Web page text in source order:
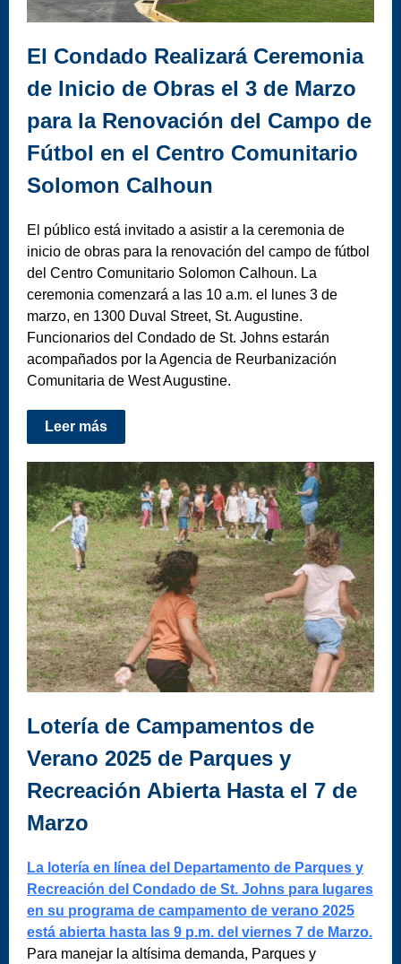
El Condado Realizará Ceremonia
de Inicio de Obras el 3 de Marzo
para la Renovación del Campo de
Fútbol en el Centro Comunitario
Solomon Calhoun
El público está invitado a asistir a la ceremonia de
inicio de obras para la renovación del campo de fútbol
del Centro Comunitario Solomon Calhoun. La
ceremonia comenzará a las 10 a.m. el lunes 3 de
marzo, en 1300 Duval Street, St. Augustine.
Funcionarios del Condado de St. Johns estarán
acompañados por la Agencia de Reurbanización
Comunitaria de West Augustine.
Leer más
Lotería de Campamentos de
Verano 2025 de Parques y
Recreación Abierta Hasta el 7 de
Marzo
La lotería en línea del Departamento de Parques y
Recreación del Condado de St. Johns para lugares
en su programa de campamento de verano 2025
está abierta hasta las 9 p.m. del viernes 7 de Marzo.
Para manejar la altísima demanda, Parques y